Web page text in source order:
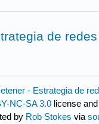
de
- Estrategia de
NC-SA 3.0 license
by Rob Stokes via